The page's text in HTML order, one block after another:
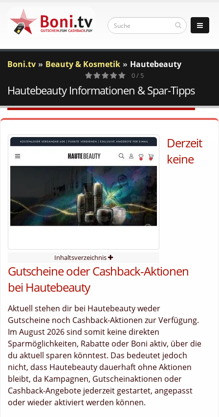
Boni.tv Beauty & Kosmetik Hautebeauty
0
Votes
0 / 5
Hautebeauty Informationen & Spar-Tipps
Inhaltsverzeichnis
Derzeit
keine
Gutscheine oder Cashback-Aktionen
bei Hautebeauty
Aktuell stehen dir bei Hautebeauty weder
Gutscheine noch Cashback-Aktionen zur Verfügung.
Im August 2026 sind somit keine direkten
Sparmöglichkeiten, Rabatte oder Boni aktiv, über die
du aktuell sparen könntest. Das bedeutet jedoch
nicht, dass Hautebeauty dauerhaft ohne Aktionen
bleibt, da Kampagnen, Gutscheinaktionen oder
Cashback-Angebote jederzeit gestartet, angepasst
oder wieder aktiviert werden können.